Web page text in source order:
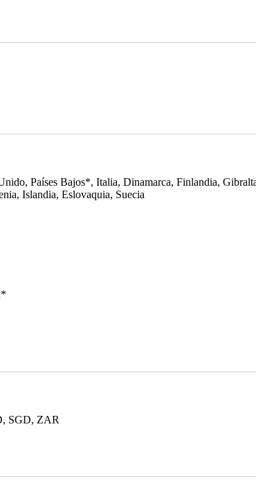
Países Bajos*, Italia, Dinamarca, Finlandia,
Islandia, Eslovaquia, Suecia
SGD, ZAR